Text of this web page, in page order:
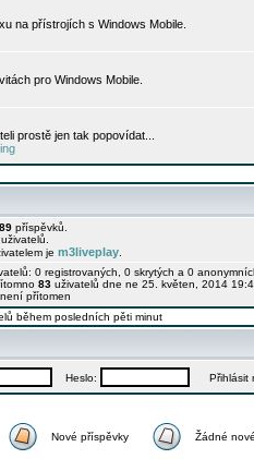
na přístrojích s Windows Mobile.
pro Windows Mobile.
prostě jen tak popovídat...
příspěvků.
je m3liveplay
0 registrovaných, 0 skrytých a 0
83 uživatelů dne ne 25. květen, 2014
přítomen
během posledních pěti minut
Heslo: Přihlásit
Nové příspěvky Žádné